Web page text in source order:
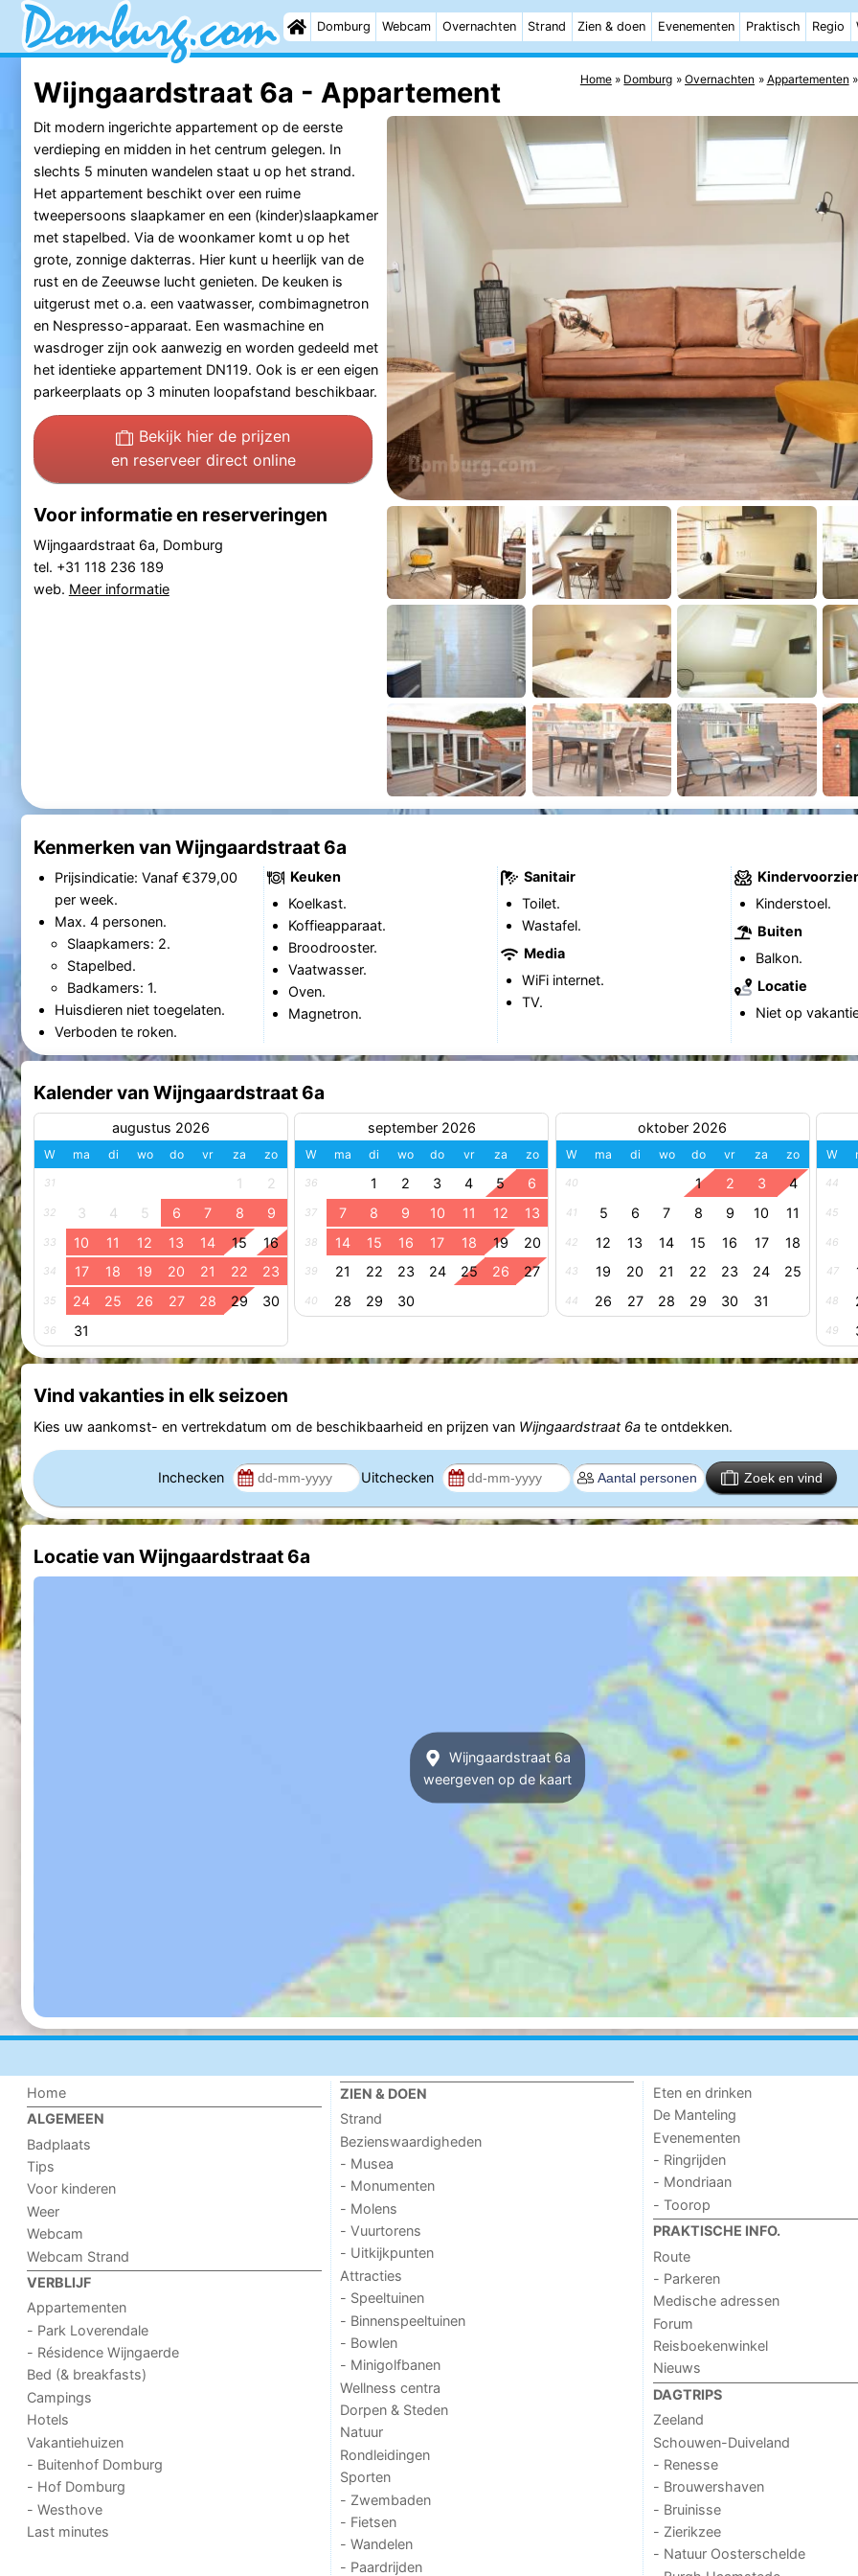
Domburg Webcam Overnachten Strand Zien & doen Evenementen Praktisch Regio
Home Domburg Overnachten Appartementen
Wijngaardstraat 6a - Appartement
Dit modern ingerichte appartement op de eerste
verdieping en midden in het centrum gelegen. In
slechts 5 minuten wandelen staat u op het strand.
Het appartement beschikt over een ruime
tweepersoons slaapkamer en een (kinder)slaapkamer
met stapelbed. Via de woonkamer komt u op het
grote, zonnige dakterras. Hier kunt u heerlijk van de
rust en de Zeeuwse lucht genieten. De keuken is
uitgerust met o.a. een vaatwasser, combimagnetron
en Nespresso-apparaat. Een wasmachine en
wasdroger zijn ook aanwezig en worden gedeeld met
het identieke appartement DN119. Ook is er een eigen
parkeerplaats op 3 minuten loopafstand beschikbaar.
Bekijk hier de prijzen
en reserveer direct online
Voor informatie en reserveringen
Wijngaardstraat 6a, Domburg
tel. +31 118 236 189
web. Meer informatie
Kenmerken van Wijngaardstraat 6a
Prijsindicatie: Vanaf €379,00
per week.
Max. 4 personen.
Slaapkamers: 2.
Stapelbed.
Badkamers: 1.
Huisdieren niet toegelaten.
Verboden te roken.
Keuken
Koelkast.
Koffieapparaat.
Broodrooster.
Vaatwasser.
Oven.
Magnetron.
Sanitair
Toilet.
Wastafel.
Media
WiFi internet.
TV.
Kinderstoel.
Buiten
Balkon.
Locatie
Niet op
Kalender van Wijngaardstraat 6a
augustus 2026
W ma di wo do vr za zo
31 1 2
32 3 4 5 6 7 8 9
33 10 11 12 13 14 15 16
34 17 18 19 20 21 22 23
35 24 25 26 27 28 29 30
36 31
september 2026
W ma di wo do vr za zo
36 1 2 3 4 5 6
37 7 8 9 10 11 12 13
38 14 15 16 17 18 19 20
39 21 22 23 24 25 26 27
40 28 29 30
oktober 2026
W ma di wo do vr za zo
40 1 2 3 4
41 5 6 7 8 9 10 11
42 12 13 14 15 16 17 18
43 19 20 21 22 23 24 25
44 26 27 28 29 30 31
W
44
45
46
47
48
49
Vind vakanties in elk seizoen
Kies uw aankomst- en vertrekdatum om de beschikbaarheid en prijzen van Wijngaardstraat 6ate ontdekken.
Inchecken Uitchecken Zoek en vind
Locatie van Wijngaardstraat 6a
Wijngaardstraat 6a
weergeven op de kaart
Home
ALGEMEEN
Badplaats
Tips
Voor kinderen
Weer
Webcam
Webcam Strand
VERBLIJF
Appartementen
- Park Loverendale
- Résidence Wijngaerde
Bed (& breakfasts)
Campings
Hotels
Vakantiehuizen
- Buitenhof Domburg
- Hof Domburg
- Westhove
Last minutes
ZIEN & DOEN
Strand
Bezienswaardigheden
- Musea
- Monumenten
- Molens
- Vuurtorens
- Uitkijkpunten
Attracties
- Speeltuinen
- Binnenspeeltuinen
- Bowlen
- Minigolfbanen
Wellness centra
Dorpen & Steden
Natuur
Rondleidingen
Sporten
- Zwembaden
- Fietsen
- Wandelen
- Paardrijden
Eten en drinken
De Manteling
Evenementen
- Ringrijden
- Mondriaan
- Toorop
PRAKTISCHE INFO.
Route
- Parkeren
Medische adressen
Forum
Reisboekenwinkel
Nieuws
DAGTRIPS
Zeeland
Schouwen-Duiveland
- Renesse
- Brouwershaven
- Bruinisse
- Zierikzee
- Natuur Oosterschelde